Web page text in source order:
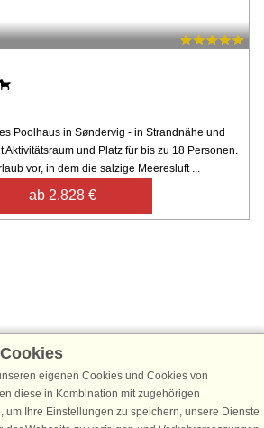
Poolhaus in Søndervig - in Strandnähe und
Aktivitätsraum und Platz für bis zu 18 Personen.
vor, in dem die salzige Meeresluft ...
ab 2.828 €
Ferienhaus-Fans an
von 25 € für Ihren nächsten
Sie sich einfach für den DanCenter Newsletter
eigenen Cookies und Cookies von
diese in Kombination mit zugehörigen
um Ihre Einstellungen zu speichern, unsere Dienste